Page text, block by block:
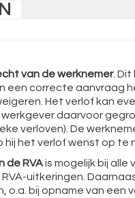
van de werknemer.
een correcte aanvraag
Het verlof kan
daarvoor
verloven). De
het verlof wenst op te
de RVAis mogelijk bij alle
uitkeringen.
bij opname van een